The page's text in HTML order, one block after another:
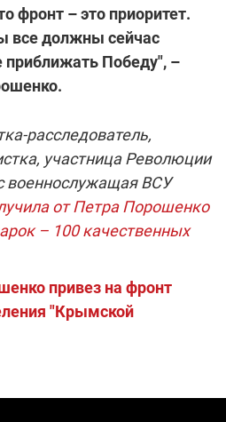
фронт – это приоритет.
все должны сейчас
приближать Победу", –
расследователь,
участница Революции
военнослужащая ВСУ
от Петра Порошенко
– 100 качественных
привез на фронт
"Крымской